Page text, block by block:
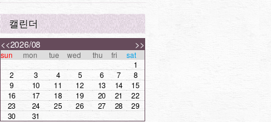
캘린더
<< >>
2026/08
sun mon tue wed thu fri
sat
1
2
3 4 5 6 7
8
9
10 11 12 13 14
15
16
17 18 19 20 21
22
23
24 25 26 27 28
29
30
31